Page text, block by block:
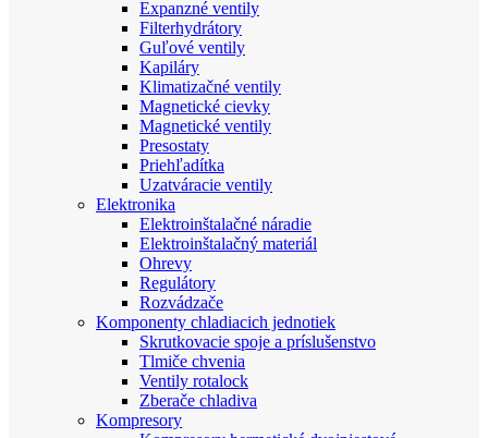
Expanzné ventily
Filterhydrátory
Guľové ventily
Kapiláry
Klimatizačné ventily
Magnetické cievky
Magnetické ventily
Presostaty
Priehľadítka
Uzatváracie ventily
Elektronika
Elektroinštalačné náradie
Elektroinštalačný materiál
Ohrevy
Regulátory
Rozvádzače
Komponenty chladiacich jednotiek
Skrutkovacie spoje a príslušenstvo
Tlmiče chvenia
Ventily rotalock
Zberače chladiva
Kompresory